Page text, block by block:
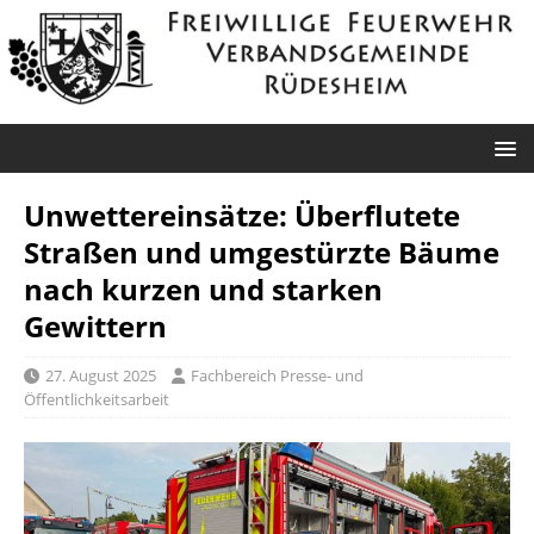
Unwettereinsätze: Überflutete
Straßen und umgestürzte Bäume
nach kurzen und starken
Gewittern
27. August 2025
Fachbereich Presse- und
Öffentlichkeitsarbeit
Roxheim: Unklare
Rauchentwicklung
Sprendlingen: Überörtliche Hilfe bei
Industriebrand in Sprendlingen